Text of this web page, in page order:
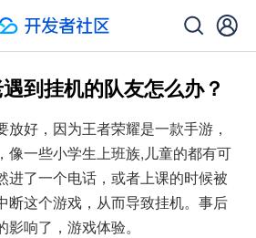
到挂机的队友怎么办？
好，因为王者荣耀是一款手游，
像一些小学生上班族,儿童的都有可
进了一个电话，或者上课的时候被
断这个游戏，从而导致挂机。事后
响了，游戏体验。